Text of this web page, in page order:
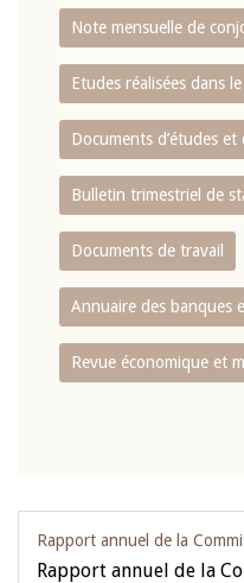
Note mensuelle de
Etudes réalisées dans
Documents d’études et
Bulletin trimestriel de
Documents de travail
Annuaire des banques
Revue économique et
Rapport annuel de la
Rapport annuel de la